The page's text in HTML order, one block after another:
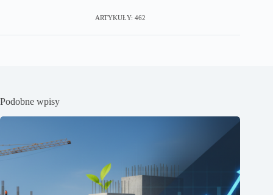
ARTYKUŁY: 462
Podobne wpisy